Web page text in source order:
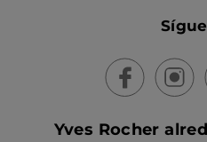
Yves Rocher